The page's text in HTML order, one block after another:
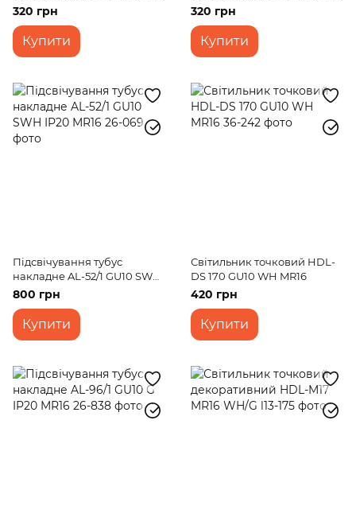
201 GU10 IP65 WH
320 грн
Купити
201 GU10 IP65 SL
320 грн
Купити
Підсвічування тубус
накладне AL-52/1 GU10 SWH
IP20 MR16
800 грн
Купити
Світильник точковий HDL-
DS 170 GU10 WH MR16
420 грн
Купити